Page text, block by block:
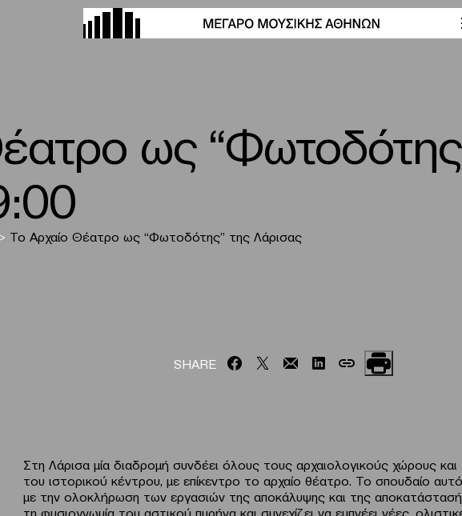
ως
> Το Αρχαίο Θέατρο ως “Φωτοδότης” της Λάρισας
SHARE
Στη Λάρισα μία διαδρομή συνδέει όλους τους αρχαιολογικούς χώρους και
του ιστορικού κέντρου, με επίκεντρο το αρχαίο θέατρο. Το σπουδαίο
με την ολοκλήρωση των εργασιών της αποκάλυψης και της
τη φυσιογνωμία του αστικού πυρήνα και συνεχίζει να εμπνέει νέες,